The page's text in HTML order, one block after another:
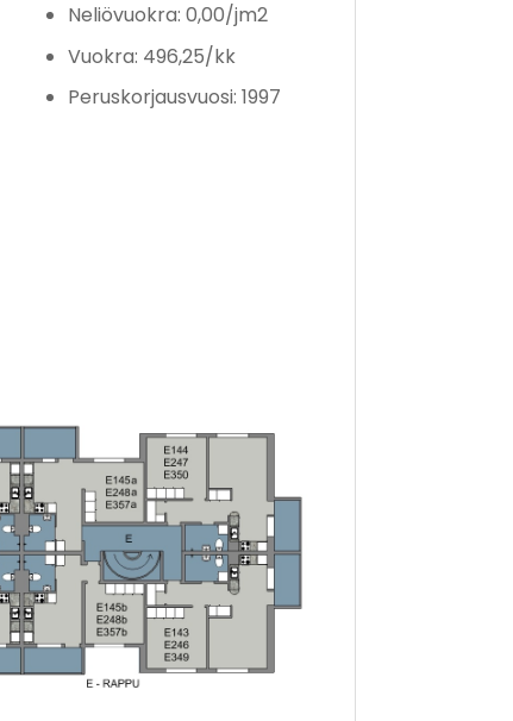
Neliövuokra: 0,00/jm2
Vuokra: 496,25/kk
Peruskorjausvuosi: 1997